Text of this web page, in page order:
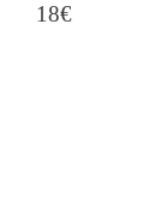
18€